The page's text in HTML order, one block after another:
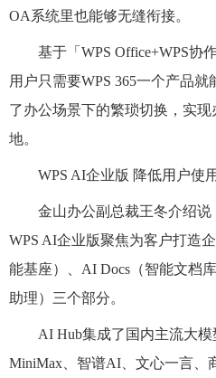
OA系统里也能够无缝衔接。
基于「WPS Office+WPS协
用户只需要WPS 365一个产品
了办公场景下的繁琐切换，实
地。
WPS AI企业版 降低用户使
金山办公副总裁王冬介绍说
WPS AI企业版聚焦为客户打造
能基座）、AI Docs（智能文档
助理）三个部分。
AI Hub集成了国内主流大
MiniMax、智谱AI、文心一言、